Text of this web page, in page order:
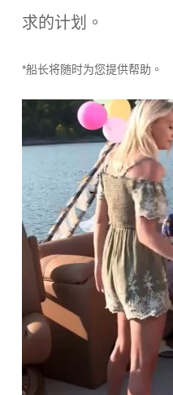
求的计划。
*船长将随时为您提供帮助。